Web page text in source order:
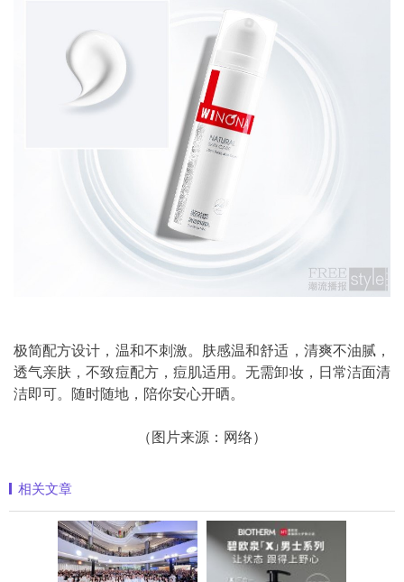
极简配方设计，温和不刺激。肤感温和舒适，清爽不油腻，
透气亲肤，不致痘配方，痘肌适用。无需卸妆，日常洁面清
洁即可。随时随地，陪你安心开晒。
（图片来源：网络）
相关文章